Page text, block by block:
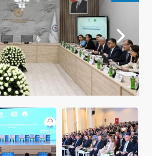
DIM
EDILIŞIK
WE HATYRA GÜNLERI